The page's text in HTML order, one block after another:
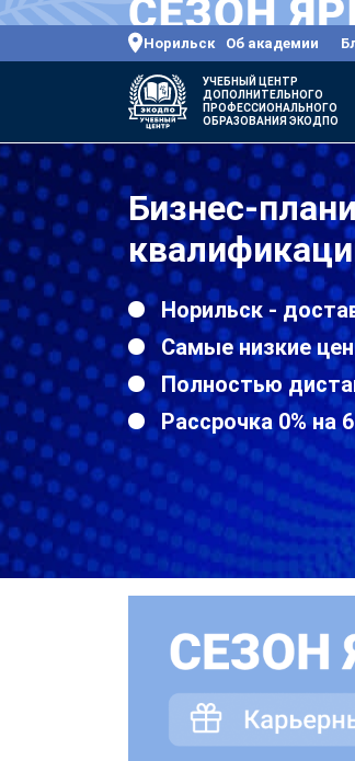
Норильск Об академии
УЧЕБНЫЙ ЦЕНТР
ДОПОЛНИТЕЛЬНОГО
ПРОФЕССИОНАЛЬНОГО
ОБРАЗОВАНИЯ ЭКОДПО
Бизнес-
Норильск -
Самые низкие
Полностью
Рассрочка 0% на